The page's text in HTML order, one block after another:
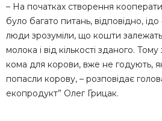
– На початках створення
було багато питань, відповідно, ідо
люди зрозуміли, що кошти залежать
молока і від кількості зданого. Тому
кома для корови, вже не годують,
попасли корову, – розповідає
екопродукт” Олег Грицак.